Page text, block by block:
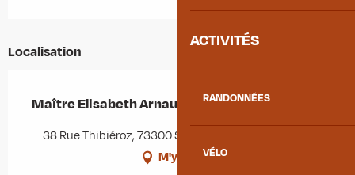
ACTIVITÉS
RANDONNÉES
VÉLO
Localisation
Maître Elisabeth Arnaud-Bodecher Avocate
38 Rue Thibiéroz, 73300 Saint-Jean-de-Maurienne
M'y rendre